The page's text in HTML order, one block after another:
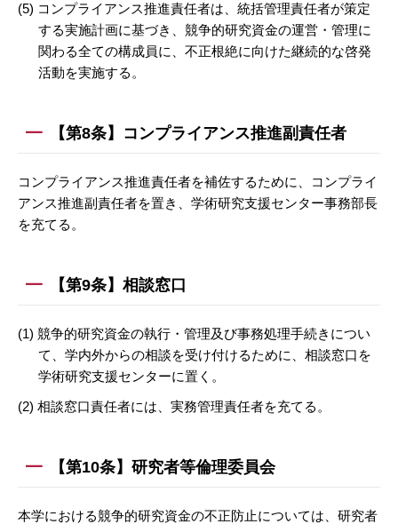
(5) コンプライアンス推進責任者は、統括管理責任者が策定
する実施計画に基づき、競争的研究資金の運営・管理に
関わる全ての構成員に、不正根絶に向けた継続的な啓発
活動を実施する。
【第8条】コンプライアンス推進副責任者
コンプライアンス推進責任者を補佐するために、コンプライ
アンス推進副責任者を置き、学術研究支援センター事務部長
を充てる。
【第9条】相談窓口
(1) 競争的研究資金の執行・管理及び事務処理手続きについ
て、学内外からの相談を受け付けるために、相談窓口を
学術研究支援センターに置く。
(2) 相談窓口責任者には、実務管理責任者を充てる。
【第10条】研究者等倫理委員会
本学における競争的研究資金の不正防止については、研究者